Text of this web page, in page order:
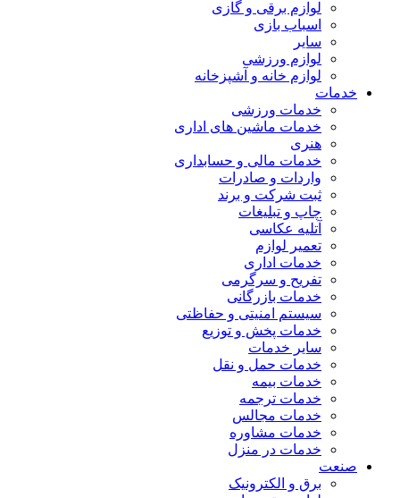
لوازم برقی و گازی
اسباب بازی
سایر
لوازم ورزشی
لوازم خانه و آشپزخانه
خدمات
خدمات ورزشی
خدمات ماشین های اداری
هنری
خدمات مالی و حسابداری
واردات و صادرات
ثبت شرکت و برند
چاپ و تبلیغات
آتلیه عکاسی
تعمیر لوازم
خدمات اداری
تفریح و سرگرمی
خدمات بازرگانی
سیستم امنیتی و حفاظتی
خدمات پخش و توزیع
سایر خدمات
خدمات حمل و نقل
خدمات بیمه
خدمات ترجمه
خدمات مجالس
خدمات مشاوره
خدمات در منزل
صنعت
برق و الکترونیک